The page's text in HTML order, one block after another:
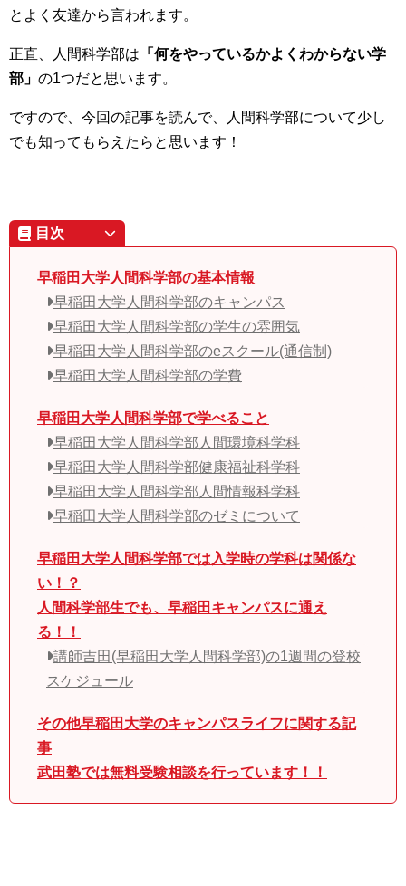
とよく友達から言われます。
正直、人間科学部は 「何をやっているかよくわからない学
部」 の1つだと思います。
ですので、今回の記事を読んで、人間科学部について少し
でも知ってもらえたらと思います！
目次
早稲田大学人間科学部の基本情報
早稲田大学人間科学部のキャンパス
早稲田大学人間科学部の学生の雰囲気
早稲田大学人間科学部のeスクール(通信制)
早稲田大学人間科学部の学費
早稲田大学人間科学部で学べること
早稲田大学人間科学部人間環境科学科
早稲田大学人間科学部健康福祉科学科
早稲田大学人間科学部人間情報科学科
早稲田大学人間科学部のゼミについて
早稲田大学人間科学部では入学時の学科は関係な
い！？
人間科学部生でも、早稲田キャンパスに通え
る！！
講師吉田(早稲田大学人間科学部)の1週間の登校
スケジュール
その他早稲田大学のキャンパスライフに関する記
事
武田塾では無料受験相談を行っています！！